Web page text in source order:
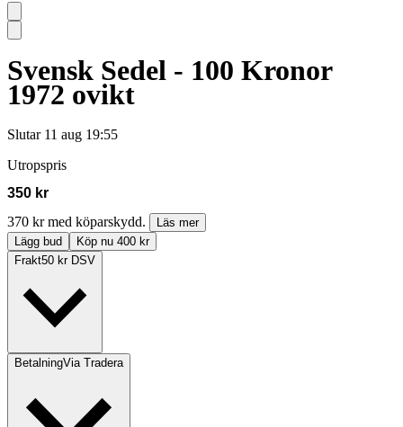
Svensk Sedel - 100 Kronor
1972 ovikt
Slutar 11 aug 19:55
Utropspris
350 kr
370 kr med köparskydd.
Läs mer
Lägg bud
Köp nu 400 kr
Frakt50 kr DSV
BetalningVia Tradera